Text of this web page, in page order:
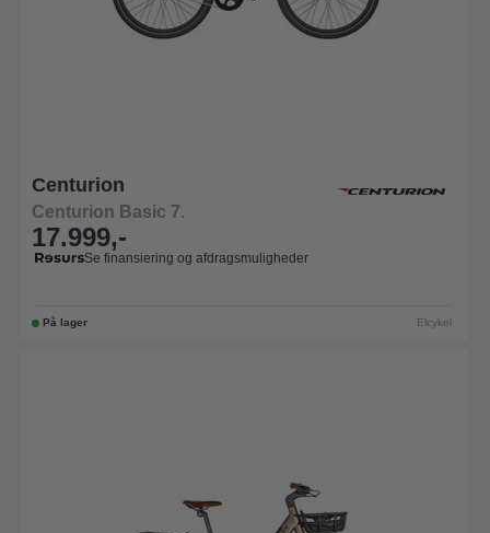
Centurion
Centurion Basic 7.
17.999,-
Se finansiering og afdragsmuligheder
På lager Elcykel